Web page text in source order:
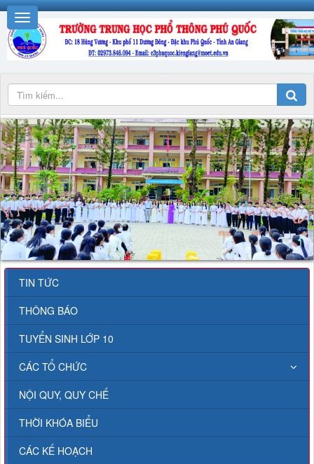
TIN TỨC
THÔNG BÁO
TUYỂN SINH LỚP 10
CÁC TỔ CHỨC
NỘI QUY, QUY CHẾ
THỜI KHÓA BIỂU
CÁC KẾ HOẠCH